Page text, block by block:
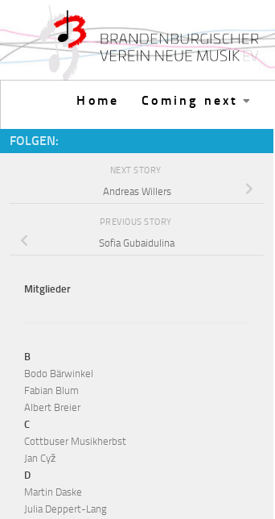
Skip to content
Home Coming next
FOLGEN:
NEXT STORY
Andreas Willers
PREVIOUS STORY
Sofia Gubaidulina
Mitglieder
B
Bodo Bärwinkel
Fabian Blum
Albert Breier
C
Cottbuser Musikherbst
Jan Cyž
D
Martin Daske
Julia Deppert-Lang